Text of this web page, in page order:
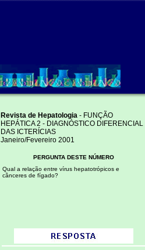
Revista de Hepatologia- FUNÇÃO
HEPÁTICA 2 - DIAGNÓSTICO DIFERENCIAL
DAS ICTERÍCIAS
Janeiro/Fevereiro 2001
PERGUNTA DESTE NÚMERO
Qual a relação entre vírus hepatotrópicos e
cânceres de fígado?